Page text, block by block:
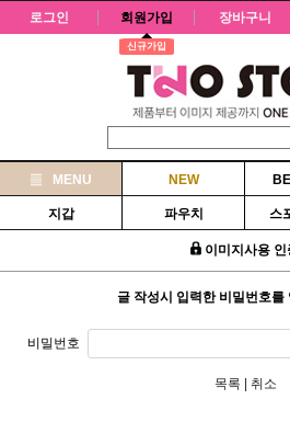
로그인 회원가입
신규가입
장바구니
MENU NEW
지갑 파우치 스
이미지사용 인
글 작성시 입력한 비밀번호를
비밀번호
목록 취소